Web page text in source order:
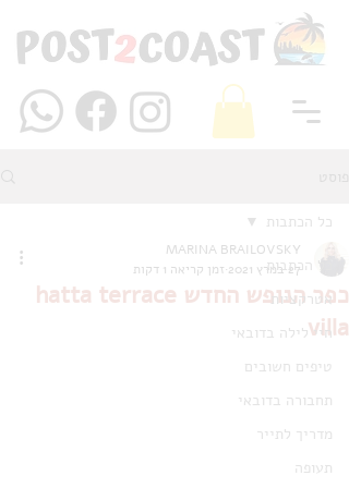
כל הכתבות
אטרקציות
חיי לילה בדובאי
טיפים חשובים
תחבורה בדובאי
מדריך לתייר
תעופה
כל הכתבות
כפר הנופש החדש hatta terrace
villa
MARINA BRAILOVSKY
27 במרץ 2021
זמן קריאה 1 דקות